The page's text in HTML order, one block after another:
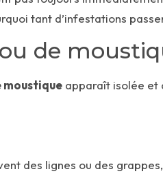
tant d’infestations
de
moustique apparaît isolée et
des lignes ou des